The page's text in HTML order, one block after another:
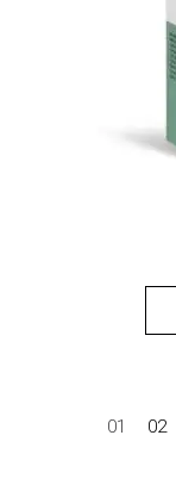
01 02